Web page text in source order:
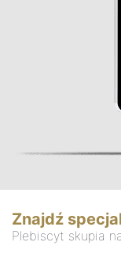
Znajdź
Plebiscyt skupia